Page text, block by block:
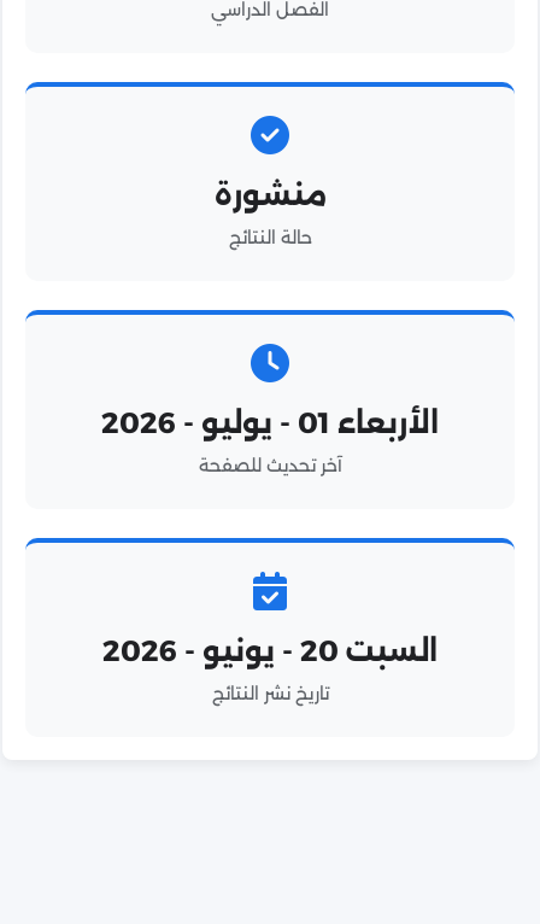
الفصل الدراسي
منشورة
حالة النتائج
الأربعاء 01 - يوليو - 2026
آخر تحديث للصفحة
السبت 20 - يونيو - 2026
تاريخ نشر النتائج